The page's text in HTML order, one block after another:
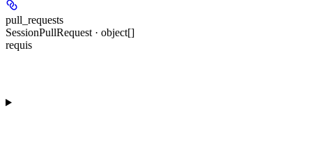
pull_requests
SessionPullRequest · object[]
requis